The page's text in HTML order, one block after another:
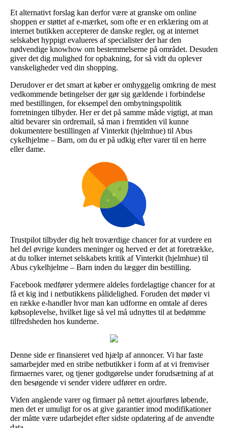
Et alternativt forslag kan derfor være at granske om online
shoppen er støttet af e-mærket, som ofte er en erklæring om at
internet butikken accepterer de danske regler, og at internet
selskabet hyppigt evalueres af specialister der har den
nødvendige knowhow om bestemmelserne på området. Desuden
giver det dig mulighed for opbakning, for så vidt du oplever
vanskeligheder ved din shopping.
Derudover er det smart at køber er omhyggelig omkring de mest
vedkommende betingelser der gør sig gældende i forbindelse
med bestillingen, for eksempel den ombytningspolitik
forretningen tilbyder. Her er det på samme måde vigtigt, at man
altid bevarer sin ordremail, så man i fremtiden vil kunne
dokumentere bestillingen af Vinterkit (hjelmhue) til Abus
cykelhjelme – Barn, om du er på udkig efter varer til en herre
eller dame.
Trustpilot tilbyder dig helt troværdige chancer for at vurdere en
hel del øvrige kunders meninger og herved er det at foretrække,
at du tolker internet selskabets kritik af Vinterkit (hjelmhue) til
Abus cykelhjelme – Barn inden du lægger din bestilling.
Facebook medfører ydermere aldeles fordelagtige chancer for at
få et kig ind i netbutikkens pålidelighed. Foruden det møder vi
en række e-handler hvor man kan udforme en omtale af deres
købsoplevelse, hvilket lige så vel må udnyttes til at bedømme
tilfredsheden hos kunderne.
Denne side er finansieret ved hjælp af annoncer. Vi har faste
samarbejder med en stribe netbutikker i form af at vi fremviser
firmaernes varer, og tjener godtgørelse under forudsætning af at
den besøgende vi sender videre udfører en ordre.
Viden angående varer og firmaer på nettet ajourføres løbende,
men det er umuligt for os at give garantier imod modifikationer
der måtte være udarbejdet efter sidste opdatering af de anvendte